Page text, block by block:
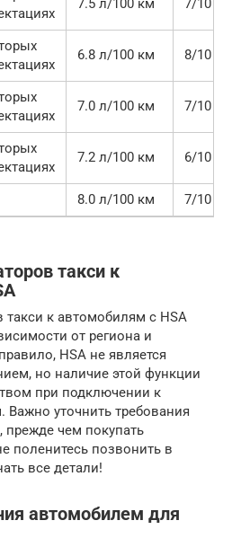
7.5 л/100 км 7/10
6.8 л/100 км 8/10
7.0 л/100 км 7/10
7.2 л/100 км 6/10
8.0 л/100 км 7/10
такси к
такси к автомобилям с HSA
от региона и
HSA не является
но наличие этой функции
при подключении к
Важно уточнить требования
прежде чем покупать
поленитесь позвонить в
все детали!
автомобилем для